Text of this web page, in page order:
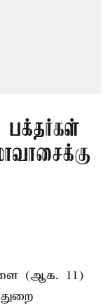
பக்தர்கள்
(ஆக. 11)